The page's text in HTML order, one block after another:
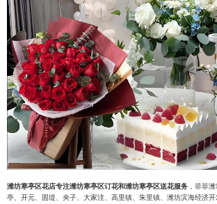
潍坊寒亭区花店专注潍坊寒亭区订花和潍坊寒亭区送花服务 ，菲菲
亭、开元、固堤、央子、大家洼、高里镇、朱里镇、潍坊滨海经济